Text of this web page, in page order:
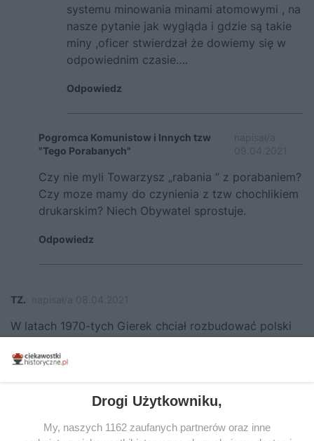
systemu minowania minami atomowymi , na
nasze pytanie jak wygląda i gdzie są takie
miny ,oficer stwierdzał że dowiemy się w
odpowiednim czasie….
Odpowiedz
Pogromca Komunistow i Innych tzw
"Tego Porabanych"
Czy nie myli Towarzysz „rabania ” z porabaniem?
Czy moze mamy do czynienia z tzw chochlikiem
drukarskim? Niech Obywatel sprostuje.
Odpowiedz
TZ.
W latach 1970-tych Gierek chciał rozbudować polski
Sudetach. Rozpoczęto budowę technikum w
pracownicy tej branży. Gierkowi marzyło się nawet
skonstruowanie własnej bomby wodorowej w
tajemnicy (co za naiwność!) przed Sowietami.
Drogi Użytkowniku,
My, naszych 1162 zaufanych partnerów oraz inne